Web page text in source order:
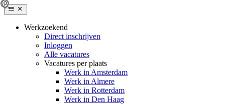
Werkzoekend
Direct inschrijven
Inloggen
Alle vacatures
Vacatures per plaats
Werk in Amsterdam
Werk in Almere
Werk in Rotterdam
Werk in Den Haag